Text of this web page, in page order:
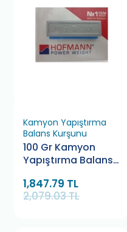
Kamyon Yapıştırma
Balans Kurşunu
100 Gr Kamyon
Yapıştırma Balans
(10 Adet)
1,847.79 TL
2,079.03 TL